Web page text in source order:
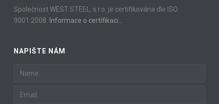
Společnost WEST STEEL, s.r.o. je certifikována dle ISO
9001:2008. Informace o certifikaci…
NAPIŠTE NÁM